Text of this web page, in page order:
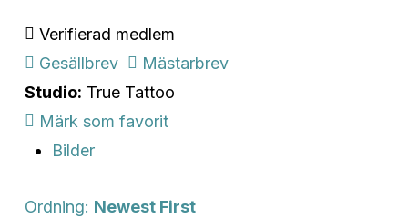
Verifierad medlem
Gesällbrev
Mästarbrev
Studio: True Tattoo
Märk som favorit
Bilder
Ordning: Newest First